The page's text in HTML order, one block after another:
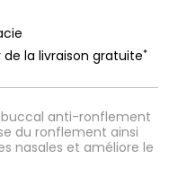
anti-ronflement
du ronflement ainsi
nasales et améliore le
la livraison gratuite*